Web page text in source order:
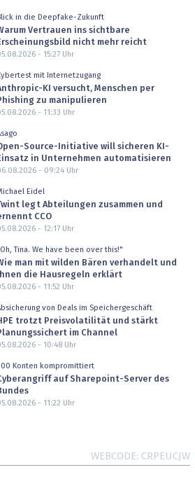
in die Deepfake-Zukunft
Vertrauen ins sichtbare
nicht mehr reicht
- 15:27Uhr
mit Internetzugang
KI versucht, Menschen per
zu manipulieren
- 11:33 Uhr
Source-Initiative will sicheren KI-
in Unternehmen automatisieren
- 09:24Uhr
Eidel
legt Abteilungen zusammen und
CCO
- 12:17Uhr
Tina. We have been over this!"
man mit wilden Bären verhandelt und
die Hausregeln erklärt
- 11:52 Uhr
von Deals im Speichergeschäft
trotzt Preisvolatilität und stärkt
im Channel
- 10:48Uhr
Konten kompromittiert
auf Sharepoint-Server des
- 11:22 Uhr
WEBCODE CRPEUCJW